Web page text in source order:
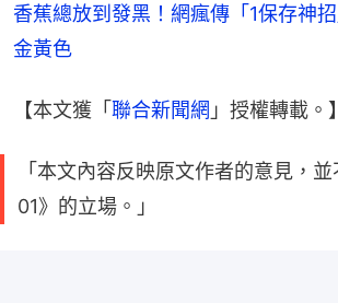
香蕉總放到發黑！網瘋傳「1保存神
金黃色
【本文獲「聯合新聞網 」授權轉載。】
「本文內容反映原文作者的意見，
01》的立場。」